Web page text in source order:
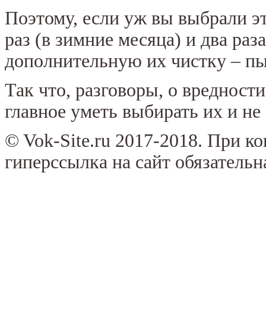
Поэтому, если уж вы выбрали
раз (в зимние месяца) и два
дополнительную их чистку –
Так что, разговоры, о
главное уметь выбирать их и
© Vok-Site.ru 2017-2018. При
гиперссылка на сайт